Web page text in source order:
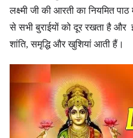
लक्ष्मी जी की आरती का नियमित
से सभी बुराईयों को दूर रखता है
शांति, समृद्धि और खुशियां आती हैं।